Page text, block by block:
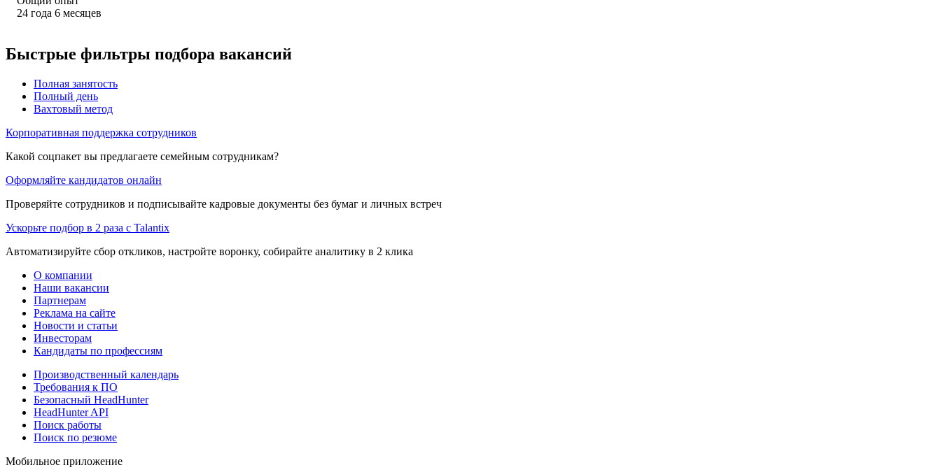
24 года 6 месяцев
Быстрые фильтры подбора вакансий
Полная занятость
Полный день
Вахтовый метод
Корпоративная поддержка сотрудников
Какой соцпакет вы предлагаете семейным сотрудникам?
Оформляйте кандидатов онлайн
Проверяйте сотрудников и подписывайте кадровые документы без бумаг и личных встреч
Ускорьте подбор в 2 раза с Talantix
Автоматизируйте сбор откликов, настройте воронку, собирайте аналитику в 2 клика
О компании
Наши вакансии
Партнерам
Реклама на сайте
Новости и статьи
Инвесторам
Кандидаты по профессиям
Производственный календарь
Требования к ПО
Безопасный HeadHunter
HeadHunter API
Поиск работы
Поиск по резюме
Мобильное приложение